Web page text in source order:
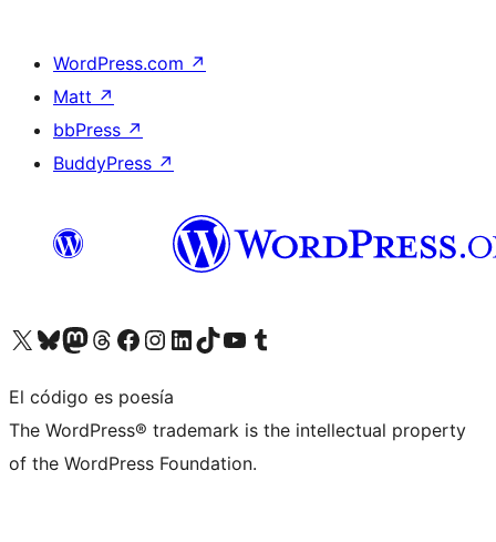
WordPress.com ↗
Matt ↗
bbPress ↗
BuddyPress ↗
Visita nuestra cuenta de X (anteriormente Twitter)
Visita nuestra cuenta de Bluesky
Visita nuestra cuenta de Mastodon
Visita nuestra cuenta de Threads
Visita nuestra página de Facebook
Visita nuestra cuenta de Instagram
Visita nuestra cuenta de LinkedIn
Visita nuestra cuenta de TikTok
Visita nuestro canal de YouTube
Visita nuestra cuenta de Tumblr
El código es poesía
The WordPress® trademark is the intellectual property
of the WordPress Foundation.